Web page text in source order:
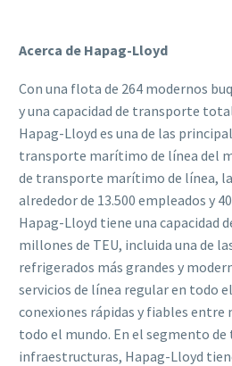
Acerca de Hapag-Lloyd
Con una flota de 264 modernos
y una capacidad de transporte
Hapag-Lloyd es una de las
transporte marítimo de línea del
de transporte marítimo de línea,
alrededor de 13.500 empleados y
Hapag-Lloyd tiene una capacidad
millones de TEU, incluida una de
refrigerados más grandes y
servicios de línea regular en todo
conexiones rápidas y fiables entre
todo el mundo. En el segmento
infraestructuras, Hapag-Lloyd